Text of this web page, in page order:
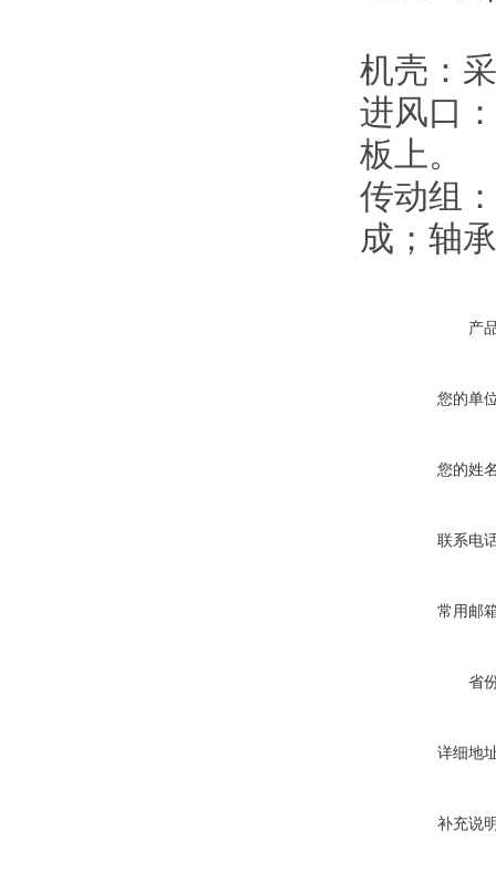
机壳：
进风口
板上。
传动组
成；轴
产
您的单
您的姓
联系电
常用邮
省
详细地
补充说